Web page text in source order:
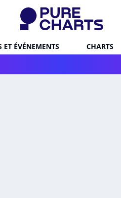
ET ÉVÉNEMENTS CHARTS